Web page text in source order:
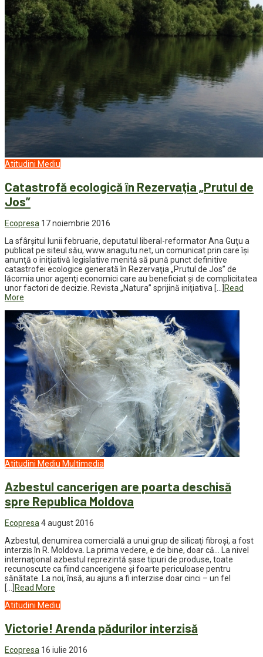
Atitudini Mediu
Catastrofă ecologică în Rezervaţia „Prutul de
Jos”
Ecopresa 17 noiembrie 2016
La sfârşitul lunii februarie, deputatul liberal-reformator Ana Guţu a
publicat pe siteul său, www.anagutu.net, un comunicat prin care îşi
anunţă o iniţiativă legislative menită să pună punct definitive
catastrofei ecologice generată în Rezervaţia „Prutul de Jos” de
lăcomia unor agenţi economici care au beneficiat şi de complicitatea
unor factori de decizie. Revista „Natura” sprijină iniţiativa […] Read
More
Atitudini Mediu Multimedia
Azbestul cancerigen are poarta deschisă
spre Republica Moldova
Ecopresa 4 august 2016
Azbestul, denumirea comercială a unui grup de silicaţi fibroşi, a fost
interzis în R. Moldova. La prima vedere, e de bine, doar că… La nivel
internaţional azbestul reprezintă şase tipuri de produse, toate
recunoscute ca fiind cancerigene şi foarte periculoase pentru
sănătate. La noi, însă, au ajuns a fi interzise doar cinci – un fel
[…]
Read More
Atitudini Mediu
Victorie! Arenda pădurilor interzisă
Ecopresa 16 iulie 2016